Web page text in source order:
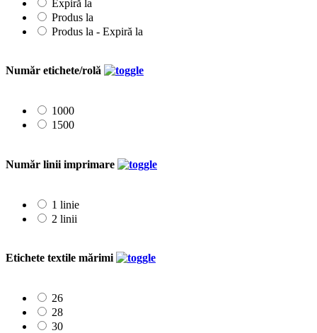
Expiră la
Produs la
Produs la - Expiră la
Număr etichete/rolă
1000
1500
Număr linii imprimare
1 linie
2 linii
Etichete textile mărimi
26
28
30